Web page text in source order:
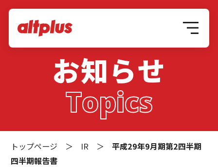
お知らせ
Topics
トップページ ＞ IR ＞平成29年9月期第2四半期
四半期報告書